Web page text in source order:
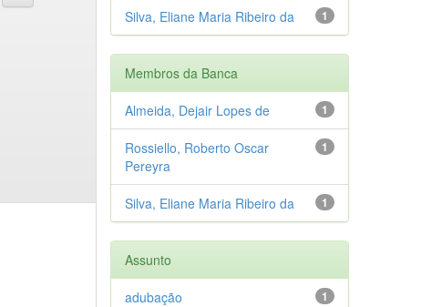
1
Silva, Eliane Maria Ribeiro da
Membros da Banca
1
Almeida, Dejair Lopes de
1
Rossiello, Roberto Oscar
Pereyra
1
Silva, Eliane Maria Ribeiro da
Assunto
1
adubação